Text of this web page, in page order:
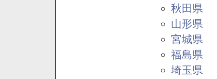
秋田県
山形県
宮城県
福島県
埼玉県